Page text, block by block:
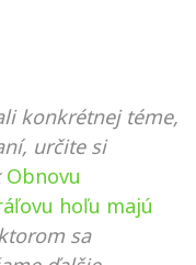
konkrétnej téme,
určite si
Obnovu
hoľu majú
sa